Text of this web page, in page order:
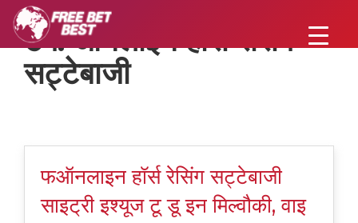
टैग:ऑनलाइन हॉर्स रेसिंग
सट्टेबाजी
फऑनलाइन हॉर्स रेसिंग सट्टेबाजी
साइट्री इश्यूज टू डू इन मिल्वौकी, वाइ